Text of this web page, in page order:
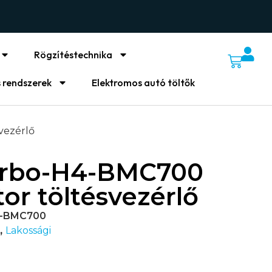
Rögzítéstechnika
rendszerek Elektromos autó töltők
H4-BMC700
töltésvezérlő
BMC700
, Lakossági